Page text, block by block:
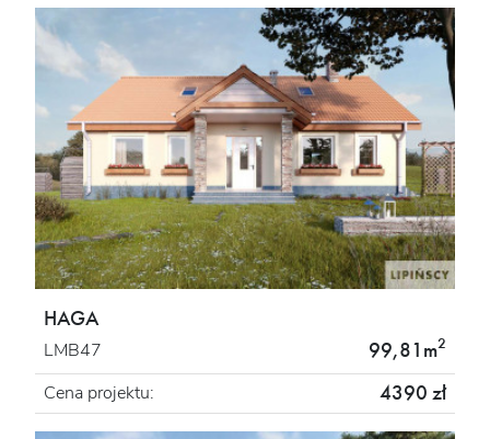
HAGA
LMB47 99,81m2
Cena projektu: 4390 zł